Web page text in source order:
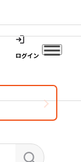
ログイン